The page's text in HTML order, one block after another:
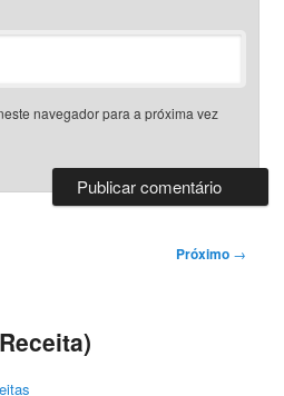
navegador para a próxima vez
Próximo →